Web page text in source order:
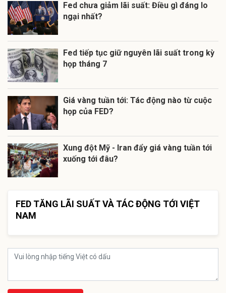
Fed chưa giảm lãi suất: Điều gì đáng lo
ngại nhất?
Fed tiếp tục giữ nguyên lãi suất trong kỳ
họp tháng 7
Giá vàng tuần tới: Tác động nào từ cuộc
họp của FED?
Xung đột Mỹ - Iran đẩy giá vàng tuần tới
xuống tới đâu?
FED TĂNG LÃI SUẤT VÀ TÁC ĐỘNG TỚI VIỆT
NAM